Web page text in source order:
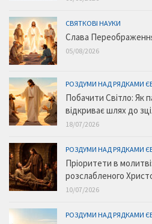
СВЯТКОВІ НАУКИ
Слава
05/08/2026
РОЗДУМИ НАД РЯДКАМИ
Побачити Світло: Як
відкриває шлях до
18/07/2026
РОЗДУМИ НАД РЯДКАМИ
Пріоритети в
розслабленого
10/07/2026
РОЗДУМИ НАД РЯДКАМИ